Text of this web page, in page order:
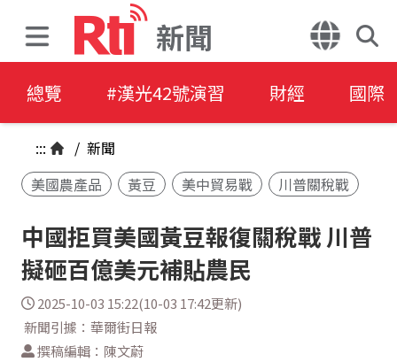
新聞
總覽 #漢光42號演習 財經 國際
::: / 新聞
美國農產品
黃豆 美中貿易戰 川普關稅戰
中國拒買美國黃豆報復關稅戰 川普
擬砸百億美元補貼農民
2025-10-03 15:22(10-03 17:42更新)
新聞引據：華爾街日報
撰稿編輯：陳文蔚